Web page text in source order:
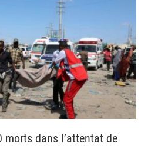
morts dans l’attentat de